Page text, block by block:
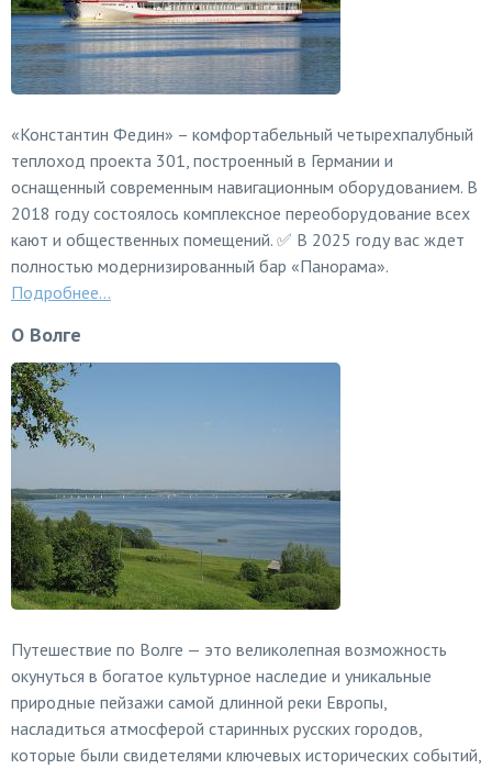
«Константин Федин» – комфортабельный четырехпалубный
теплоход проекта 301, построенный в Германии и
оснащенный современным навигационным оборудованием. В
2018 году состоялось комплексное переоборудование всех
кают и общественных помещений. ✅ В 2025 году вас ждет
полностью модернизированный бар «Панорама».
Подробнее...
О Волге
Путешествие по Волге — это великолепная возможность
окунуться в богатое культурное наследие и уникальные
природные пейзажи самой длинной реки Европы,
насладиться атмосферой старинных русских городов,
которые были свидетелями ключевых исторических событий,